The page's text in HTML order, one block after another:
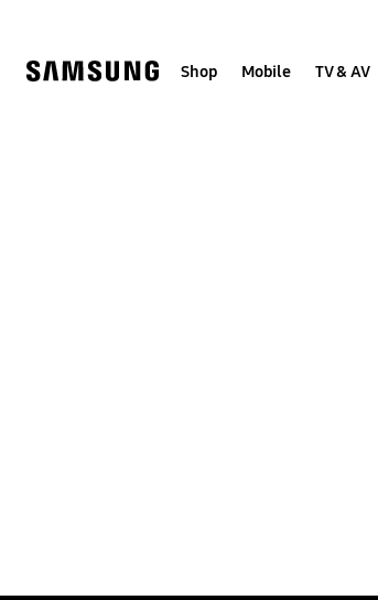
help
Shop Mobile TV & AV